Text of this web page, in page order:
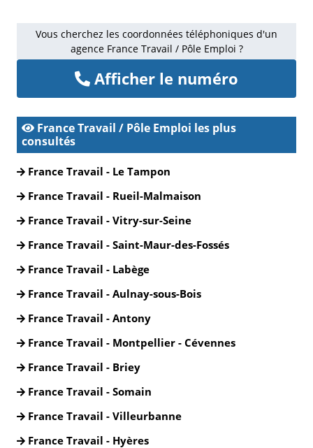
Vous cherchez les coordonnées téléphoniques d'un
agence France Travail / Pôle Emploi ?
Afficher le numéro
France Travail / Pôle Emploi les plus
consultés
France Travail - Le Tampon
France Travail - Rueil-Malmaison
France Travail - Vitry-sur-Seine
France Travail - Saint-Maur-des-Fossés
France Travail - Labège
France Travail - Aulnay-sous-Bois
France Travail - Antony
France Travail - Montpellier - Cévennes
France Travail - Briey
France Travail - Somain
France Travail - Villeurbanne
France Travail - Hyères